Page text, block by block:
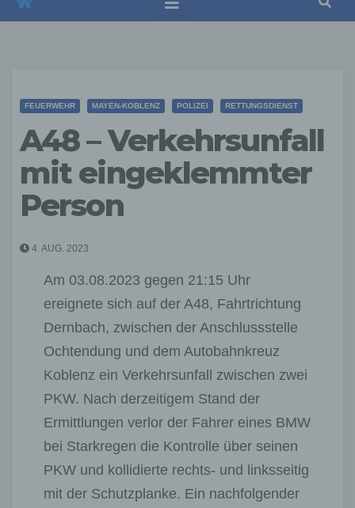
FEUERWEHR MAYEN-KOBLENZ POLIZEI RETTUNGSDIENST
A48 – Verkehrsunfall
mit eingeklemmter
Person
4. AUG. 2023
Am 03.08.2023 gegen 21:15 Uhr
ereignete sich auf der A48, Fahrtrichtung
Dernbach, zwischen der Anschlussstelle
Ochtendung und dem Autobahnkreuz
Koblenz ein Verkehrsunfall zwischen zwei
PKW. Nach derzeitigem Stand der
Ermittlungen verlor der Fahrer eines BMW
bei Starkregen die Kontrolle über seinen
PKW und kollidierte rechts- und linksseitig
mit der Schutzplanke. Ein nachfolgender